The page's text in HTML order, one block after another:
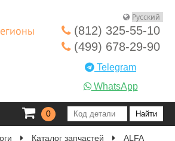
(812) 325-55-10
(499) 678-29-90
Telegram
WhatsApp
0
Каталог запчастей
ALFA